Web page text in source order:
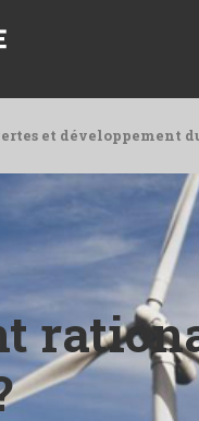
et développement